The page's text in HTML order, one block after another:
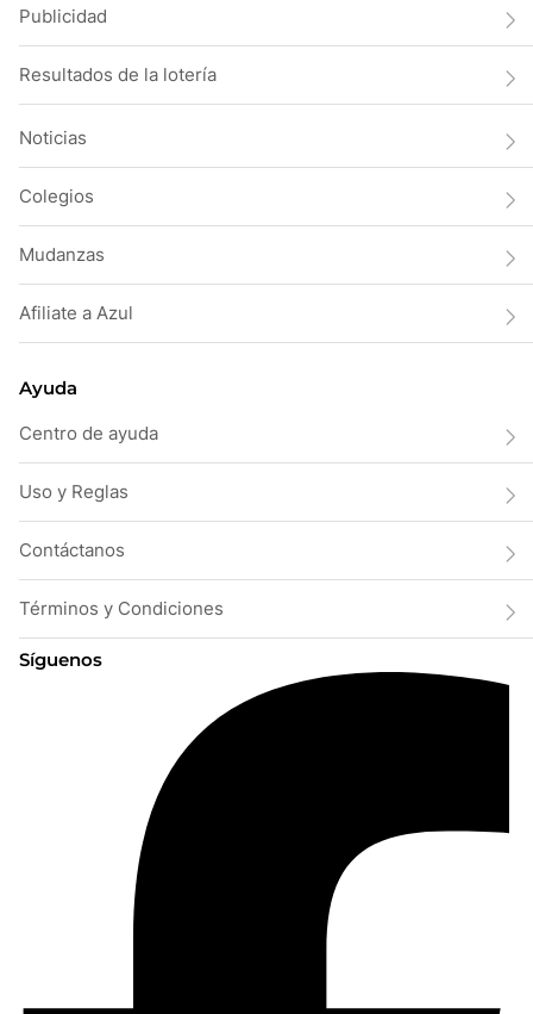
Publicidad
Resultados de la lotería
Noticias
Colegios
Mudanzas
Afiliate a Azul
Ayuda
Centro de ayuda
Uso y Reglas
Contáctanos
Términos y Condiciones
Síguenos